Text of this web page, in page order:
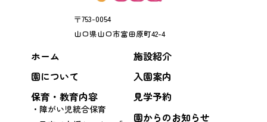
〒753-0054
山口県山口市富田原町42-4
ホーム
園について
保育・教育内容
障がい児統合保育
施設紹介
入園案内
見学予約
園からのお知らせ